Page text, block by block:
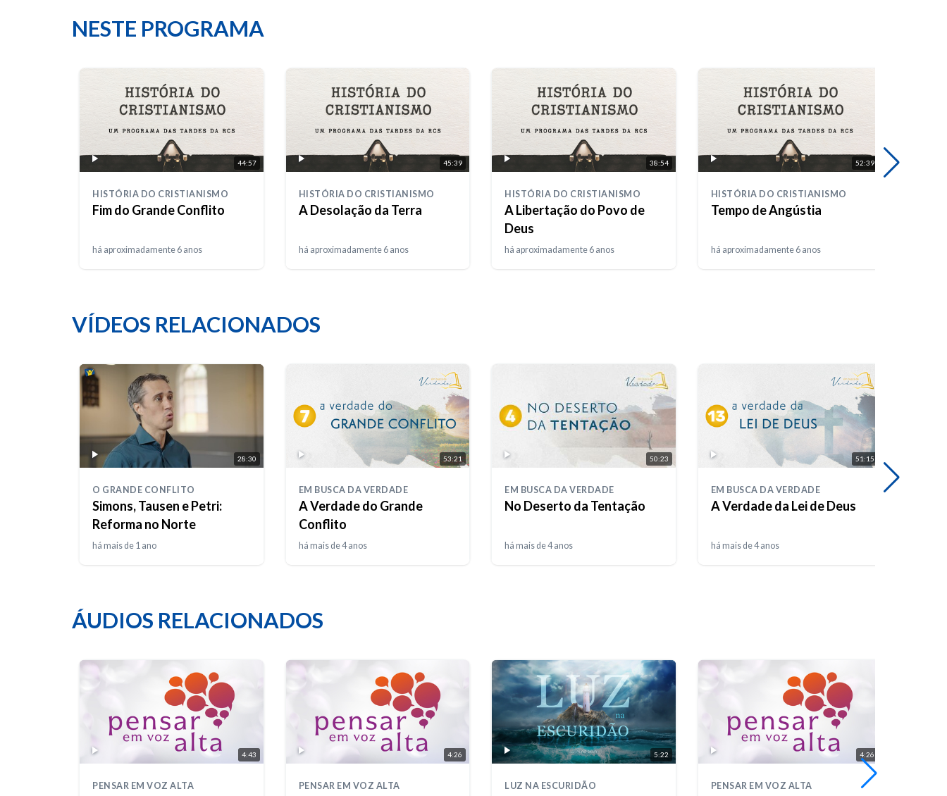
NESTE PROGRAMA
44:57
HISTÓRIA DO CRISTIANISMO
Fim do Grande Conflito
há aproximadamente 6 anos
45:39
HISTÓRIA DO CRISTIANISMO
A Desolação da Terra
há aproximadamente 6 anos
38:54
HISTÓRIA DO CRISTIANISMO
A Libertação do Povo de
Deus
há aproximadamente 6 anos
52:39
HISTÓRIA DO CRISTIANISMO
Tempo de Angústia
há aproximadamente 6 anos
VÍDEOS RELACIONADOS
28:30
O GRANDE CONFLITO
Simons, Tausen e Petri:
Reforma no Norte
há mais de 1 ano
53:21
EM BUSCA DA VERDADE
A Verdade do Grande
Conflito
há mais de 4 anos
50:23
EM BUSCA DA VERDADE
No Deserto da Tentação
há mais de 4 anos
51:15
EM BUSCA DA VERDADE
A Verdade da Lei de Deus
há mais de 4 anos
ÁUDIOS RELACIONADOS
4:43
PENSAR EM VOZ ALTA
4:26
PENSAR EM VOZ ALTA
5:22
LUZ NA ESCURIDÃO
4:26
PENSAR EM VOZ ALTA